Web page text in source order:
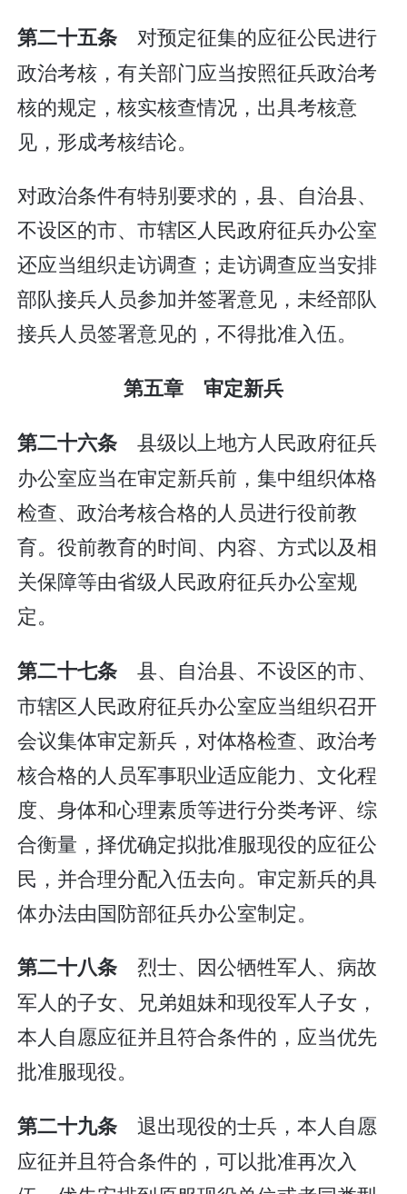
第二十五条 对预定征集的应征公民进行
政治考核，有关部门应当按照征兵政治考
核的规定，核实核查情况，出具考核意
见，形成考核结论。
对政治条件有特别要求的，县、自治县、
不设区的市、市辖区人民政府征兵办公室
还应当组织走访调查；走访调查应当安排
部队接兵人员参加并签署意见，未经部队
接兵人员签署意见的，不得批准入伍。
第五章 审定新兵
第二十六条 县级以上地方人民政府征兵
办公室应当在审定新兵前，集中组织体格
检查、政治考核合格的人员进行役前教
育。役前教育的时间、内容、方式以及相
关保障等由省级人民政府征兵办公室规
定。
第二十七条 县、自治县、不设区的市、
市辖区人民政府征兵办公室应当组织召开
会议集体审定新兵，对体格检查、政治考
核合格的人员军事职业适应能力、文化程
度、身体和心理素质等进行分类考评、综
合衡量，择优确定拟批准服现役的应征公
民，并合理分配入伍去向。审定新兵的具
体办法由国防部征兵办公室制定。
第二十八条 烈士、因公牺牲军人、病故
军人的子女、兄弟姐妹和现役军人子女，
本人自愿应征并且符合条件的，应当优先
批准服现役。
第二十九条 退出现役的士兵，本人自愿
应征并且符合条件的，可以批准再次入